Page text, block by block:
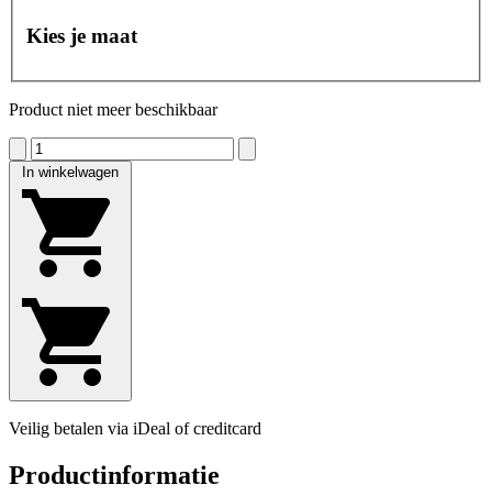
Kies je maat
Product niet meer beschikbaar
In winkelwagen
Veilig betalen via iDeal of creditcard
Productinformatie